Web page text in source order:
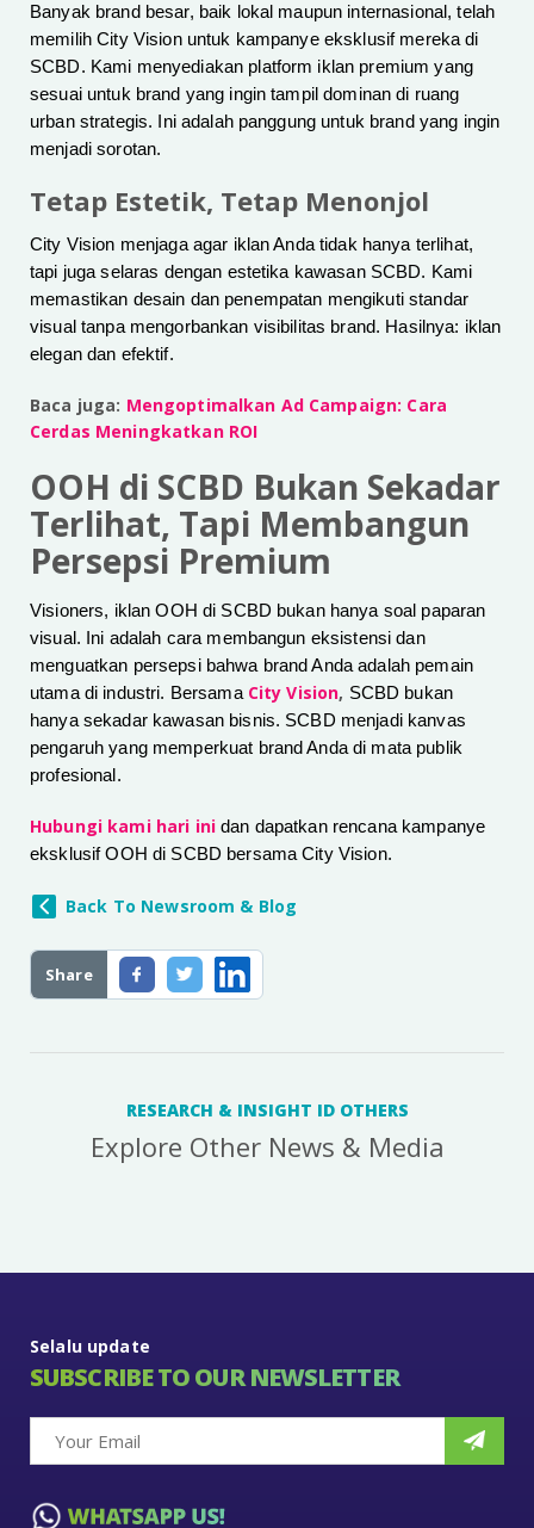
Share
Banyak brand besar, baik lokal maupun internasional, telah
memilih City Vision untuk kampanye eksklusif mereka di
SCBD. Kami menyediakan platform iklan premium yang
sesuai untuk brand yang ingin tampil dominan di ruang
urban strategis. Ini adalah panggung untuk brand yang ingin
menjadi sorotan.
Tetap Estetik, Tetap Menonjol
City Vision menjaga agar iklan Anda tidak hanya terlihat,
tapi juga selaras dengan estetika kawasan SCBD. Kami
memastikan desain dan penempatan mengikuti standar
visual tanpa mengorbankan visibilitas brand. Hasilnya: iklan
elegan dan efektif.
Baca juga: Mengoptimalkan Ad Campaign: Cara
Cerdas Meningkatkan ROI
OOH di SCBD Bukan Sekadar
Terlihat, Tapi Membangun
Persepsi Premium
Visioners, iklan OOH di SCBD bukan hanya soal paparan
visual. Ini adalah cara membangun eksistensi dan
menguatkan persepsi bahwa brand Anda adalah pemain
utama di industri. Bersama City Vision, SCBD bukan
hanya sekadar kawasan bisnis. SCBD menjadi kanvas
pengaruh yang memperkuat brand Anda di mata publik
profesional.
Hubungi kami hari inidan dapatkan rencana kampanye
eksklusif OOH di SCBD bersama City Vision.
Back To Newsroom & Blog
RESEARCH & INSIGHT ID OTHERS
Explore Other News & Media
Selalu update
SUBSCRIBE TO OUR NEWSLETTER